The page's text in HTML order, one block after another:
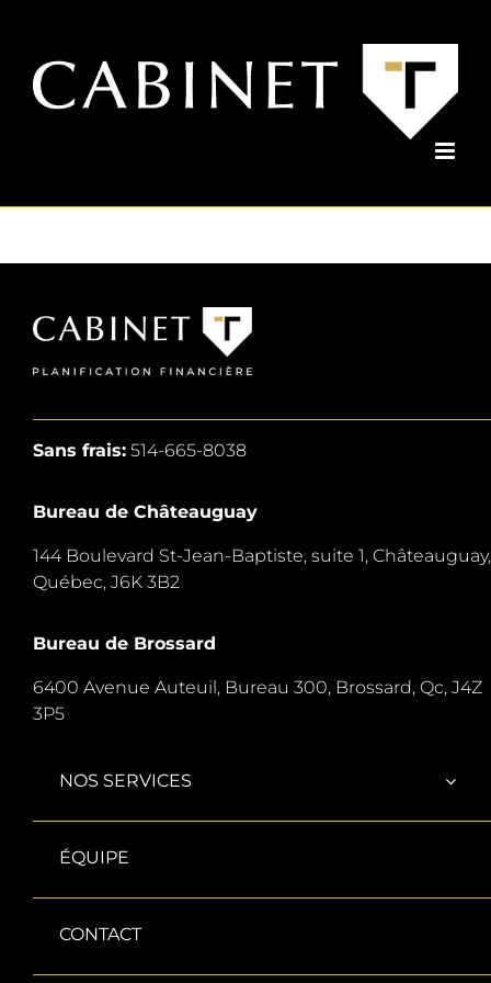
contenu
Sans frais:514-665-8038
Bureau de Châteauguay
144 Boulevard St-Jean-Baptiste, suite 1, Châteauguay,
Québec, J6K 3B2
Bureau de Brossard
6400 Avenue Auteuil, Bureau 300, Brossard, Qc, J4Z
3P5
NOS SERVICES
ÉQUIPE
CONTACT